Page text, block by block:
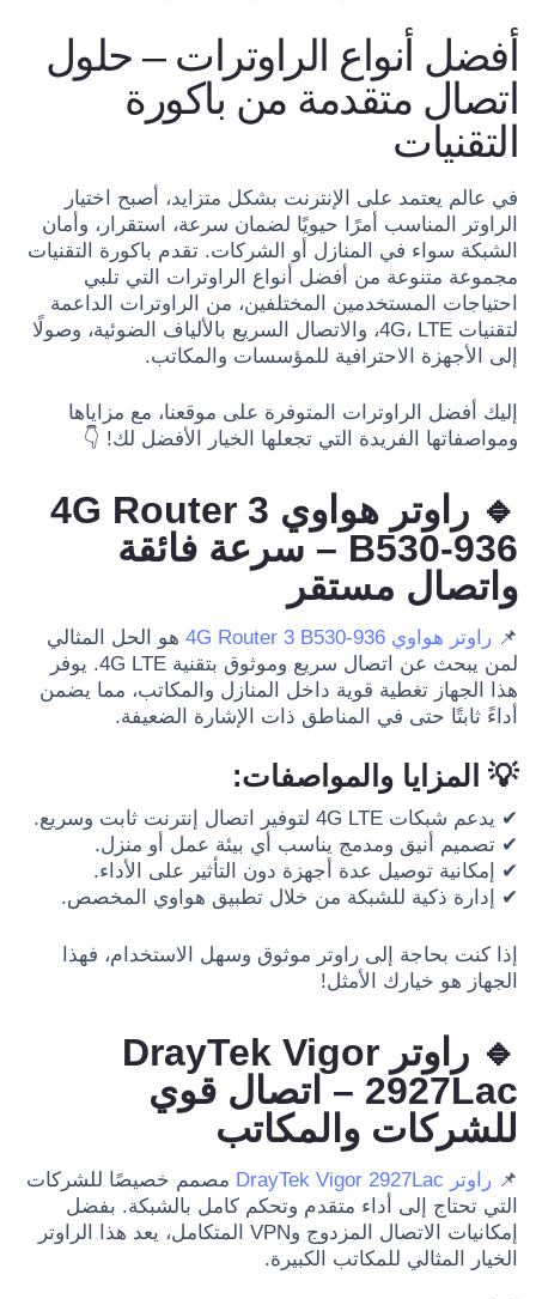
أفضل أنواع الراوترات – حلول
اتصال متقدمة من باكورة
التقنيات
في عالم يعتمد على الإنترنت بشكل متزايد، أصبح اختيار
الراوتر المناسب أمرًا حيويًا لضمان سرعة، استقرار، وأمان
الشبكة سواء في المنازل أو الشركات. تقدم باكورة التقنيات
مجموعة متنوعة من أفضل أنواع الراوترات التي تلبي
احتياجات المستخدمين المختلفين، من الراوترات الداعمة
لتقنيات 4G، LTE، والاتصال السريع بالألياف الضوئية، وصولًا
إلى الأجهزة الاحترافية للمؤسسات والمكاتب.
إليك أفضل الراوترات المتوفرة على موقعنا، مع مزاياها
ومواصفاتها الفريدة التي تجعلها الخيار الأفضل لك! 👇
🔹 راوتر هواوي 4G Router 3
B530-936 – سرعة فائقة
واتصال مستقر
📌 راوتر هواوي 4G Router 3 B530-936
هو الحل المثالي
لمن يبحث عن اتصال سريع وموثوق بتقنية 4G LTE. يوفر
هذا الجهاز تغطية قوية داخل المنازل والمكاتب، مما يضمن
أداءً ثابتًا حتى في المناطق ذات الإشارة الضعيفة.
💡 المزايا والمواصفات:
✔ يدعم شبكات 4G LTE لتوفير اتصال إنترنت ثابت وسريع.
✔ تصميم أنيق ومدمج يناسب أي بيئة عمل أو منزل.
✔ إمكانية توصيل عدة أجهزة دون التأثير على الأداء.
✔ إدارة ذكية للشبكة من خلال تطبيق هواوي المخصص.
إذا كنت بحاجة إلى راوتر موثوق وسهل الاستخدام، فهذا
الجهاز هو خيارك الأمثل!
🔹 راوتر DrayTek Vigor
2927Lac – اتصال قوي
للشركات والمكاتب
📌 راوتر DrayTek Vigor 2927Lac
مصمم خصيصًا للشركات
التي تحتاج إلى أداء متقدم وتحكم كامل بالشبكة. بفضل
إمكانيات الاتصال المزدوج وVPN المتكامل، يعد هذا الراوتر
الخيار المثالي للمكاتب الكبيرة.